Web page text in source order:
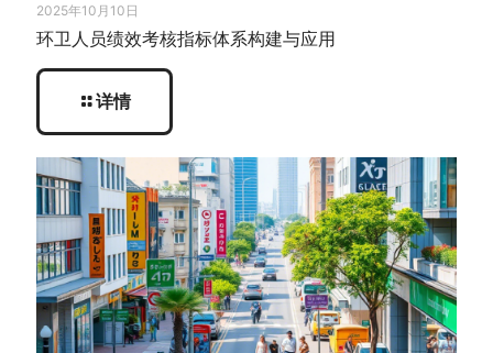
2025年10月10日
环卫人员绩效考核指标体系构建与应用
详情